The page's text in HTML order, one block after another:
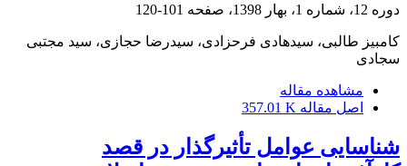
دوره 12، شماره 1، بهار 1398، صفحه 101-120
کامبیز طالبی، سیدهادی فرحزادی، سیدرضا حجازی، سید مجتبی
سجادی
مشاهده مقاله
اصل مقاله 357.01 K
شناسایی عوامل تأثیرگذار در قصد